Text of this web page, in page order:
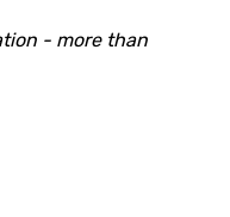
- more than